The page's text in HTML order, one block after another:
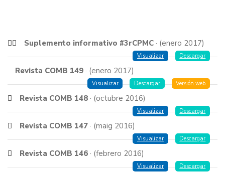
Suplemento informativo #3rCPMC · (enero 2017)
Visualizar Descargar
Revista COMB 149 · (enero 2017)
Visualizar Descargar Versión web
Revista COMB 148 · (octubre 2016)
Visualizar Descargar
Revista COMB 147 · (maig 2016)
Visualizar Descargar
Revista COMB 146 · (febrero 2016)
Visualizar Descargar